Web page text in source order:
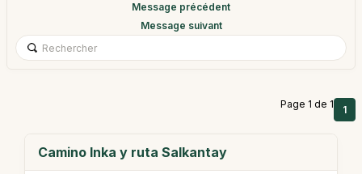
Message précédent
Message suivant
Page 1 de 1 1
Camino Inka y ruta Salkantay